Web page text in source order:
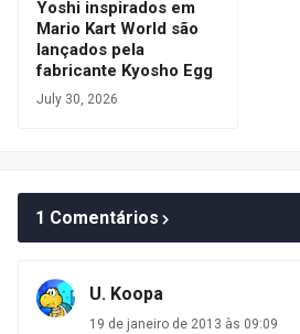
Yoshi inspirados em
Mario Kart World são
lançados pela
fabricante Kyosho Egg
July 30, 2026
1 Comentários
U. Koopa
19 de janeiro de 2013 às 09:09